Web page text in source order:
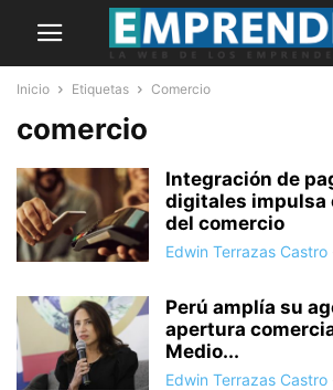
Inicio Etiquetas Comercio
comercio
Integración de
digitales impulsa
del comercio
Edwin Terrazas Castro
Perú amplía su
apertura
Medio...
Edwin Terrazas Castro